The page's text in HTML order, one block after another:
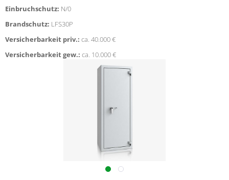
Einbruchschutz: N/0
Brandschutz: LFS30P
Versicherbarkeit priv.: ca. 40.000 €
Versicherbarkeit gew.: ca. 10.000 €